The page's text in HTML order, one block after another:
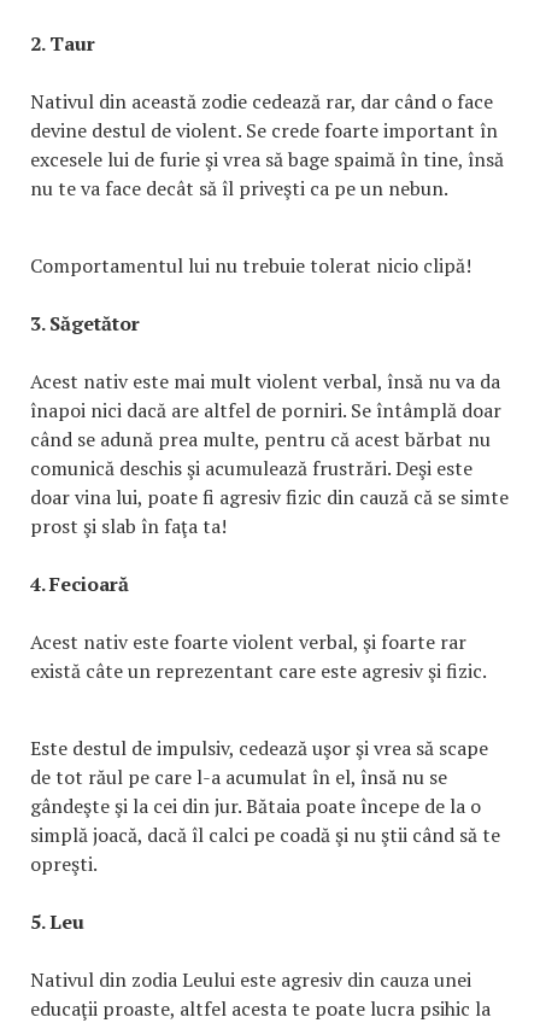
2. Taur
Nativul din această zodie cedează rar, dar când o face
devine destul de violent. Se crede foarte important în
excesele lui de furie şi vrea să bage spaimă în tine, însă
nu te va face decât să îl priveşti ca pe un nebun.
Comportamentul lui nu trebuie tolerat nicio clipă!
3. Săgetător
Acest nativ este mai mult violent verbal, însă nu va da
înapoi nici dacă are altfel de porniri. Se întâmplă doar
când se adună prea multe, pentru că acest bărbat nu
comunică deschis şi acumulează frustrări. Deşi este
doar vina lui, poate fi agresiv fizic din cauză că se simte
prost şi slab în faţa ta!
4. Fecioară
Acest nativ este foarte violent verbal, şi foarte rar
există câte un reprezentant care este agresiv şi fizic.
Este destul de impulsiv, cedează uşor şi vrea să scape
de tot răul pe care l-a acumulat în el, însă nu se
gândeşte şi la cei din jur. Bătaia poate începe de la o
simplă joacă, dacă îl calci pe coadă şi nu ştii când să te
opreşti.
5. Leu
Nativul din zodia Leului este agresiv din cauza unei
educaţii proaste, altfel acesta te poate lucra psihic la